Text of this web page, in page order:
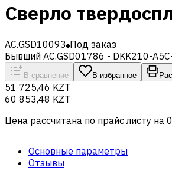
Сверло
AC.GSD10093 Под заказ
Бывший AC.GSD01786 - DKK210-
В сравнение В избранное
51 725,46 KZT
60 853,48 KZT
Цена рассчитана по прайс листу на
Основные параметры
Отзывы